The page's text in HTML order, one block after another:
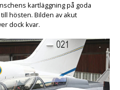
kartläggning på goda
hösten. Bilden av akut
dock kvar.